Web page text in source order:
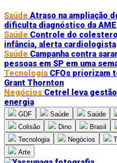
Saúde Atraso na ampliação
dificulta diagnóstico da AME
Saúde Controle do
infância, alerta cardiologista
Saúde Campanha contra
pessoas em SP em uma
Tecnologia CFOs priorizam
Grant Thornton
Negócios Cetrel leva
energia
GDF Saúde Saúde
Colisão
Dino Brasil
Tecnologia
Negócios
Arte